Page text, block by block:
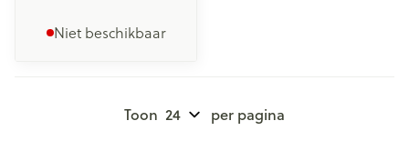
Niet beschikbaar
Toon per pagina